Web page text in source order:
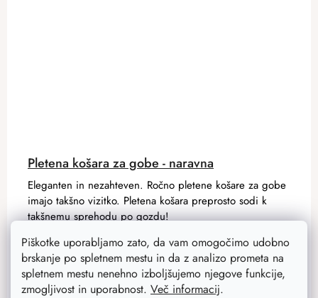
Piškotke uporabljamo zato, da vam omogočimo udobno
brskanje po spletnem mestu in da z analizo prometa na
spletnem mestu nenehno izboljšujemo njegove funkcije,
zmogljivost in uporabnost. Več informacij.
Pletena košara za gobe - naravna
31,80 €
39,70 €
Na zalogi11 ks
Eleganten in nezahteven. Ročno pletene košare za gobe
imajo takšno vizitko. Pletena košara preprosto sodi k
takšnemu sprehodu po gozdu!